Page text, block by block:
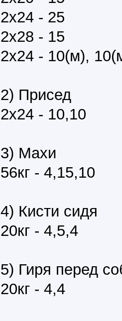
2х24 - 25
2х28 - 15
2х24 - 10(м),
2) Присед
2х24 - 10,10
3) Махи
56кг - 4,15,10
4) Кисти сидя
20кг - 4,5,4
5) Гиря перед
20кг - 4,4